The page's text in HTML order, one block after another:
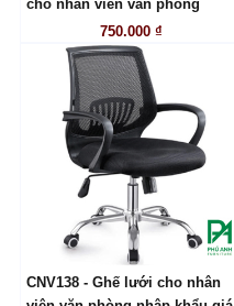
cho nhân viên văn phòng
750.000 ₫
LIÊN HỆ
CNV138 - Ghế lưới cho nhân